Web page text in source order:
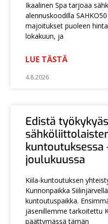
Ikaalinen Spa tarjoaa
alennuskoodilla
majoitukset puoleen
lokakuun, ja
LUE TÄSTÄ
4.8.2026
Edistä
kuntoutuksessa
joulukuussa
Kiila-kuntoutuksen
Kunnonpaikka
kuntoutuspaikka.
jäsenillemme tarkoitettu
päättymässä tämän